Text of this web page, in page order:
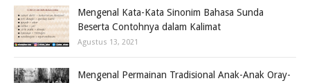
Mengenal Kata-Kata Sinonim Bahasa Sunda
Beserta Contohnya dalam Kalimat
Agustus 13, 2021
Mengenal Permainan Tradisional Anak-Anak Oray-